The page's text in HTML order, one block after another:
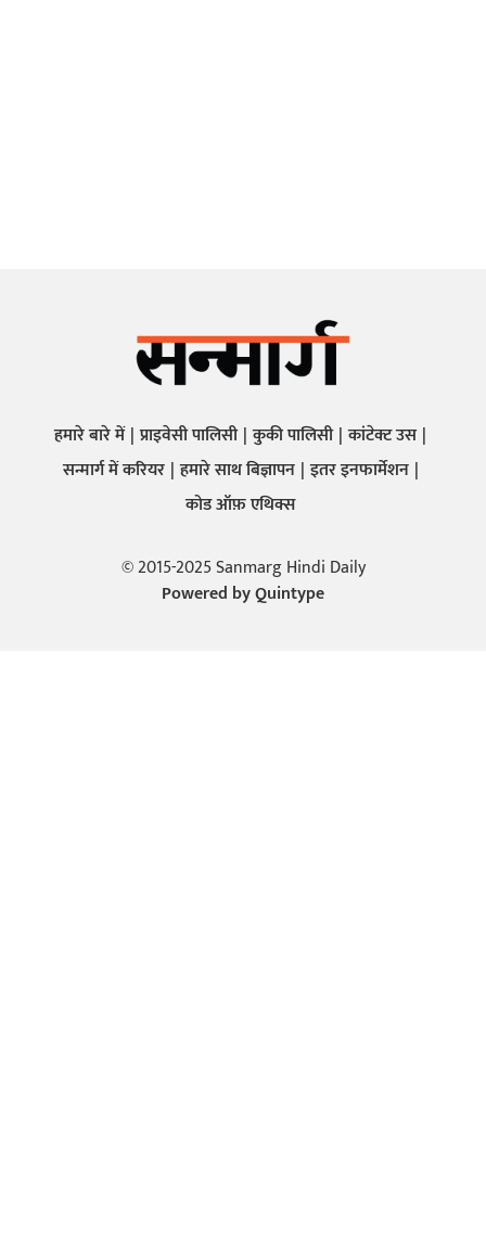
हमारे बारे में प्राइवेसी पालिसी कुकी पालिसी कांटेक्ट उस
सन्मार्ग में करियर हमारे साथ बिज्ञापन इतर इनफार्मेशन
कोड ऑफ़ एथिक्स
© 2015-2025 Sanmarg Hindi Daily
Powered byQuintype